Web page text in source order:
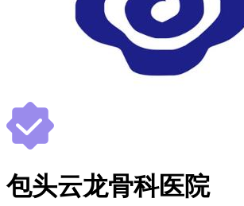
包头云龙骨科医院